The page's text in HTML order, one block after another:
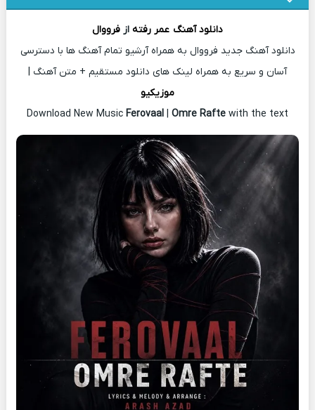
دانلود آهنگ عمر رفته از فرووال
دانلود آهنگ جدید فرووال به همراه آرشیو تمام آهنگ ها با دسترسی
آسان و سریع به همراه لینک های دانلود مستقیم + متن آهنگ |
موزیکیو
Download New Music Ferovaal | Omre Rafte with the text